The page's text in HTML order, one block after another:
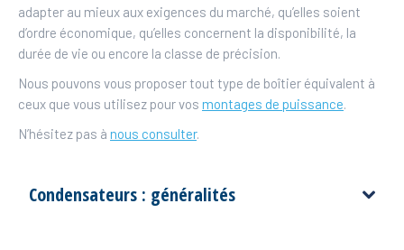
adapter au mieux aux exigences du marché, qu’elles soient
d’ordre économique, qu’elles concernent la disponibilité, la
durée de vie ou encore la classe de précision.
Nous pouvons vous proposer tout type de boîtier équivalent à
ceux que vous utilisez pour vos montages de puissance.
N’hésitez pas à nous consulter.
Condensateurs : généralités